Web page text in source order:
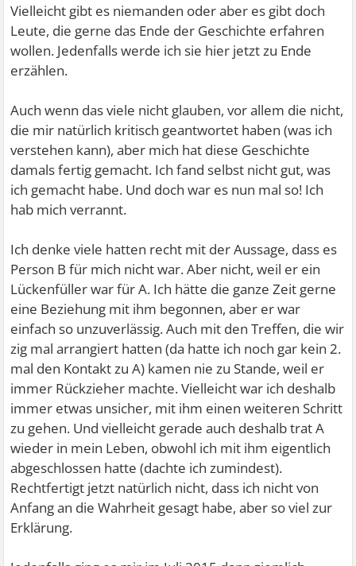
Vielleicht gibt es niemanden oder aber es gibt doch
Leute, die gerne das Ende der Geschichte erfahren
wollen. Jedenfalls werde ich sie hier jetzt zu Ende
erzählen.
Auch wenn das viele nicht glauben, vor allem die nicht,
die mir natürlich kritisch geantwortet haben (was ich
verstehen kann), aber mich hat diese Geschichte
damals fertig gemacht. Ich fand selbst nicht gut, was
ich gemacht habe. Und doch war es nun mal so! Ich
hab mich verrannt.
Ich denke viele hatten recht mit der Aussage, dass es
Person B für mich nicht war. Aber nicht, weil er ein
Lückenfüller war für A. Ich hätte die ganze Zeit gerne
eine Beziehung mit ihm begonnen, aber er war
einfach so unzuverlässig. Auch mit den Treffen, die wir
zig mal arrangiert hatten (da hatte ich noch gar kein 2.
mal den Kontakt zu A) kamen nie zu Stande, weil er
immer Rückzieher machte. Vielleicht war ich deshalb
immer etwas unsicher, mit ihm einen weiteren Schritt
zu gehen. Und vielleicht gerade auch deshalb trat A
wieder in mein Leben, obwohl ich mit ihm eigentlich
abgeschlossen hatte (dachte ich zumindest).
Rechtfertigt jetzt natürlich nicht, dass ich nicht von
Anfang an die Wahrheit gesagt habe, aber so viel zur
Erklärung.